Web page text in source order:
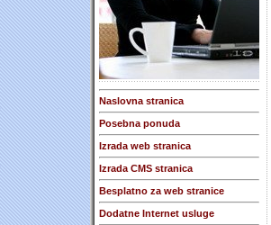
Naslovna stranica
Posebna ponuda
Izrada web stranica
Izrada CMS stranica
Besplatno za web stranice
Dodatne Internet usluge